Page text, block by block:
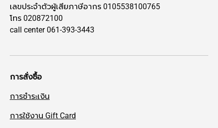
เลขประจำตัวผู้เสียภาษีอากร 0105538100765
โทร 020872100
call center 061-393-3443
การสั่งซื้อ
การชำระเงิน
การใช้งาน Gift Card